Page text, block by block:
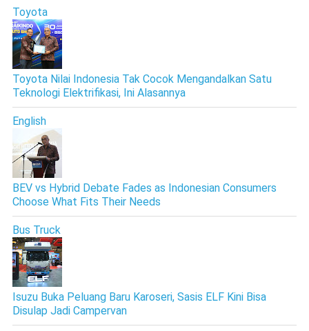
Toyota
Toyota Nilai Indonesia Tak Cocok Mengandalkan Satu
Teknologi Elektrifikasi, Ini Alasannya
English
BEV vs Hybrid Debate Fades as Indonesian Consumers
Choose What Fits Their Needs
Bus Truck
Isuzu Buka Peluang Baru Karoseri, Sasis ELF Kini Bisa
Disulap Jadi Campervan